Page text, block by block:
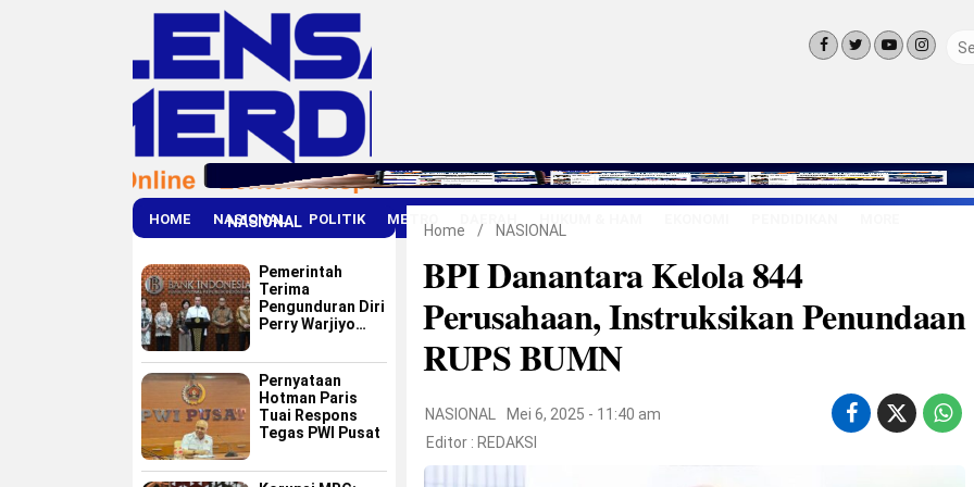
HOME NASIONAL POLITIK METRO
LIFE STYLE
NASIONAL
Pemerintah
Terima
Pengunduran Diri
Perry Warjiyo
Indonesia
Pernyataan
Hotman Paris
Tuai Respons
Tegas PWI Pusat
Home / NASIONAL
BPI Danantara Kelola 844
Perusahaan, Instruksikan Penundaan
RUPS BUMN
NASIONAL
Mei 6, 2025 - 11:40 am
Editor : REDAKSI